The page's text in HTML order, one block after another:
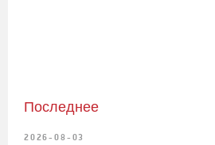
Последнее
2026-08-03